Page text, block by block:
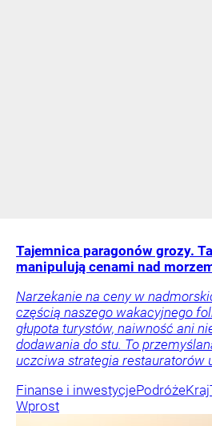
Tajemnica paragonów grozy.
manipulują cenami nad
Narzekanie na ceny w
częścią naszego wakacyjnego
głupota turystów, naiwność ani
dodawania do stu. To
uczciwa strategia restauratorów
Finanse i inwestycjePodróżeKraj
Wprost